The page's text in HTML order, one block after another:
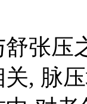
张压
关, 脉